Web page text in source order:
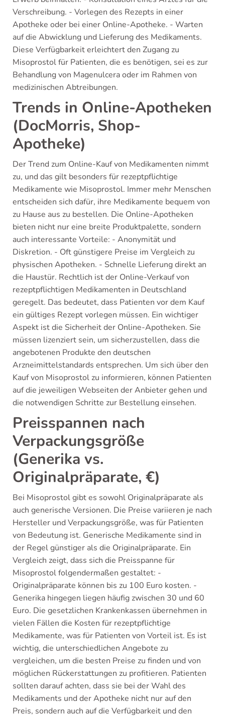
Verschreibung. - Vorlegen des Rezepts in einer
Apotheke oder bei einer Online-Apotheke. - Warten
auf die Abwicklung und Lieferung des Medikaments.
Diese Verfügbarkeit erleichtert den Zugang zu
Misoprostol für Patienten, die es benötigen, sei es zur
Behandlung von Magenulcera oder im Rahmen von
medizinischen Abtreibungen.
Trends in Online-Apotheken
(DocMorris, Shop-
Apotheke)
Der Trend zum Online-Kauf von Medikamenten nimmt
zu, und das gilt besonders für rezeptpflichtige
Medikamente wie Misoprostol. Immer mehr Menschen
entscheiden sich dafür, ihre Medikamente bequem von
zu Hause aus zu bestellen. Die Online-Apotheken
bieten nicht nur eine breite Produktpalette, sondern
auch interessante Vorteile: - Anonymität und
Diskretion. - Oft günstigere Preise im Vergleich zu
physischen Apotheken. - Schnelle Lieferung direkt an
die Haustür. Rechtlich ist der Online-Verkauf von
rezeptpflichtigen Medikamenten in Deutschland
geregelt. Das bedeutet, dass Patienten vor dem Kauf
ein gültiges Rezept vorlegen müssen. Ein wichtiger
Aspekt ist die Sicherheit der Online-Apotheken. Sie
müssen lizenziert sein, um sicherzustellen, dass die
angebotenen Produkte den deutschen
Arzneimittelstandards entsprechen. Um sich über den
Kauf von Misoprostol zu informieren, können Patienten
auf die jeweiligen Webseiten der Anbieter gehen und
die notwendigen Schritte zur Bestellung einsehen.
Preisspannen nach
Verpackungsgröße
(Generika vs.
Originalpräparate, €)
Bei Misoprostol gibt es sowohl Originalpräparate als
auch generische Versionen. Die Preise variieren je nach
Hersteller und Verpackungsgröße, was für Patienten
von Bedeutung ist. Generische Medikamente sind in
der Regel günstiger als die Originalpräparate. Ein
Vergleich zeigt, dass sich die Preisspanne für
Misoprostol folgendermaßen gestaltet: -
Originalpräparate können bis zu 100 Euro kosten. -
Generika hingegen liegen häufig zwischen 30 und 60
Euro. Die gesetzlichen Krankenkassen übernehmen in
vielen Fällen die Kosten für rezeptpflichtige
Medikamente, was für Patienten von Vorteil ist. Es ist
wichtig, die unterschiedlichen Angebote zu
vergleichen, um die besten Preise zu finden und von
möglichen Rückerstattungen zu profitieren. Patienten
sollten darauf achten, dass sie bei der Wahl des
Medikaments und der Apotheke nicht nur auf den
Preis, sondern auch auf die Verfügbarkeit und den